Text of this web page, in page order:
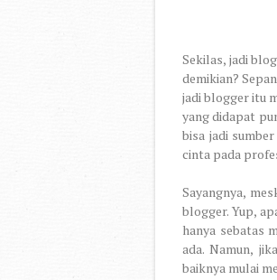
Sekilas, jadi
demikian?
jadi blogger itu
yang didapat
bisa jadi
cinta pada
Sayangnya,
blogger. Yup,
hanya sebatas
ada. Namun,
baiknya mulai